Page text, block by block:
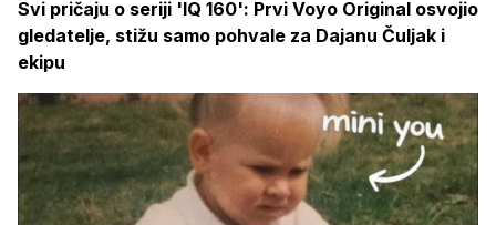
Svi pričaju o seriji 'IQ 160': Prvi Voyo Original osvojio
gledatelje, stižu samo pohvale za Dajanu Čuljak i
ekipu